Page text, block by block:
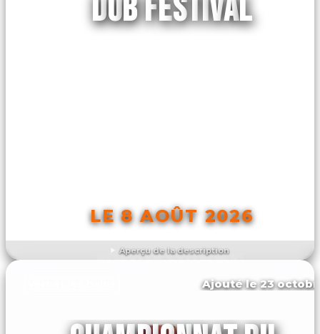
Aperçu de la description
DUB FESTIVAL
LE 8 AOÛT 2026
DÉCOUVRIR L'ÉVÉNEMENT
Ajouté le 23